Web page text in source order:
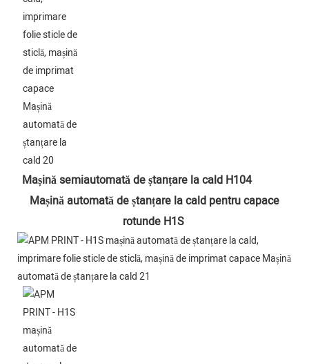
Mașină semiautomată de ștanțare la cald H104
Mașină automată de ștanțare la cald pentru capace
rotunde H1S